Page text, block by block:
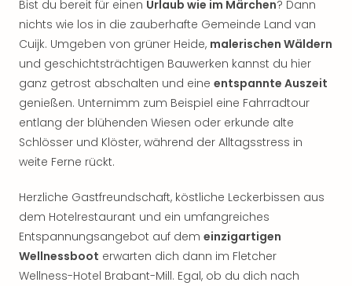
Bist du bereit für einen Urlaub wie im Märchen? Dann
nichts wie los in die zauberhafte Gemeinde Land van
Cuijk. Umgeben von grüner Heide, malerischen Wäldern
und geschichtsträchtigen Bauwerken kannst du hier
ganz getrost abschalten und eine entspannte Auszeit
genießen. Unternimm zum Beispiel eine Fahrradtour
entlang der blühenden Wiesen oder erkunde alte
Schlösser und Klöster, während der Alltagsstress in
weite Ferne rückt.
Herzliche Gastfreundschaft, köstliche Leckerbissen aus
dem Hotelrestaurant und ein umfangreiches
Entspannungsangebot auf dem einzigartigen
Wellnessboot erwarten dich dann im Fletcher
Wellness-Hotel Brabant-Mill. Egal, ob du dich nach